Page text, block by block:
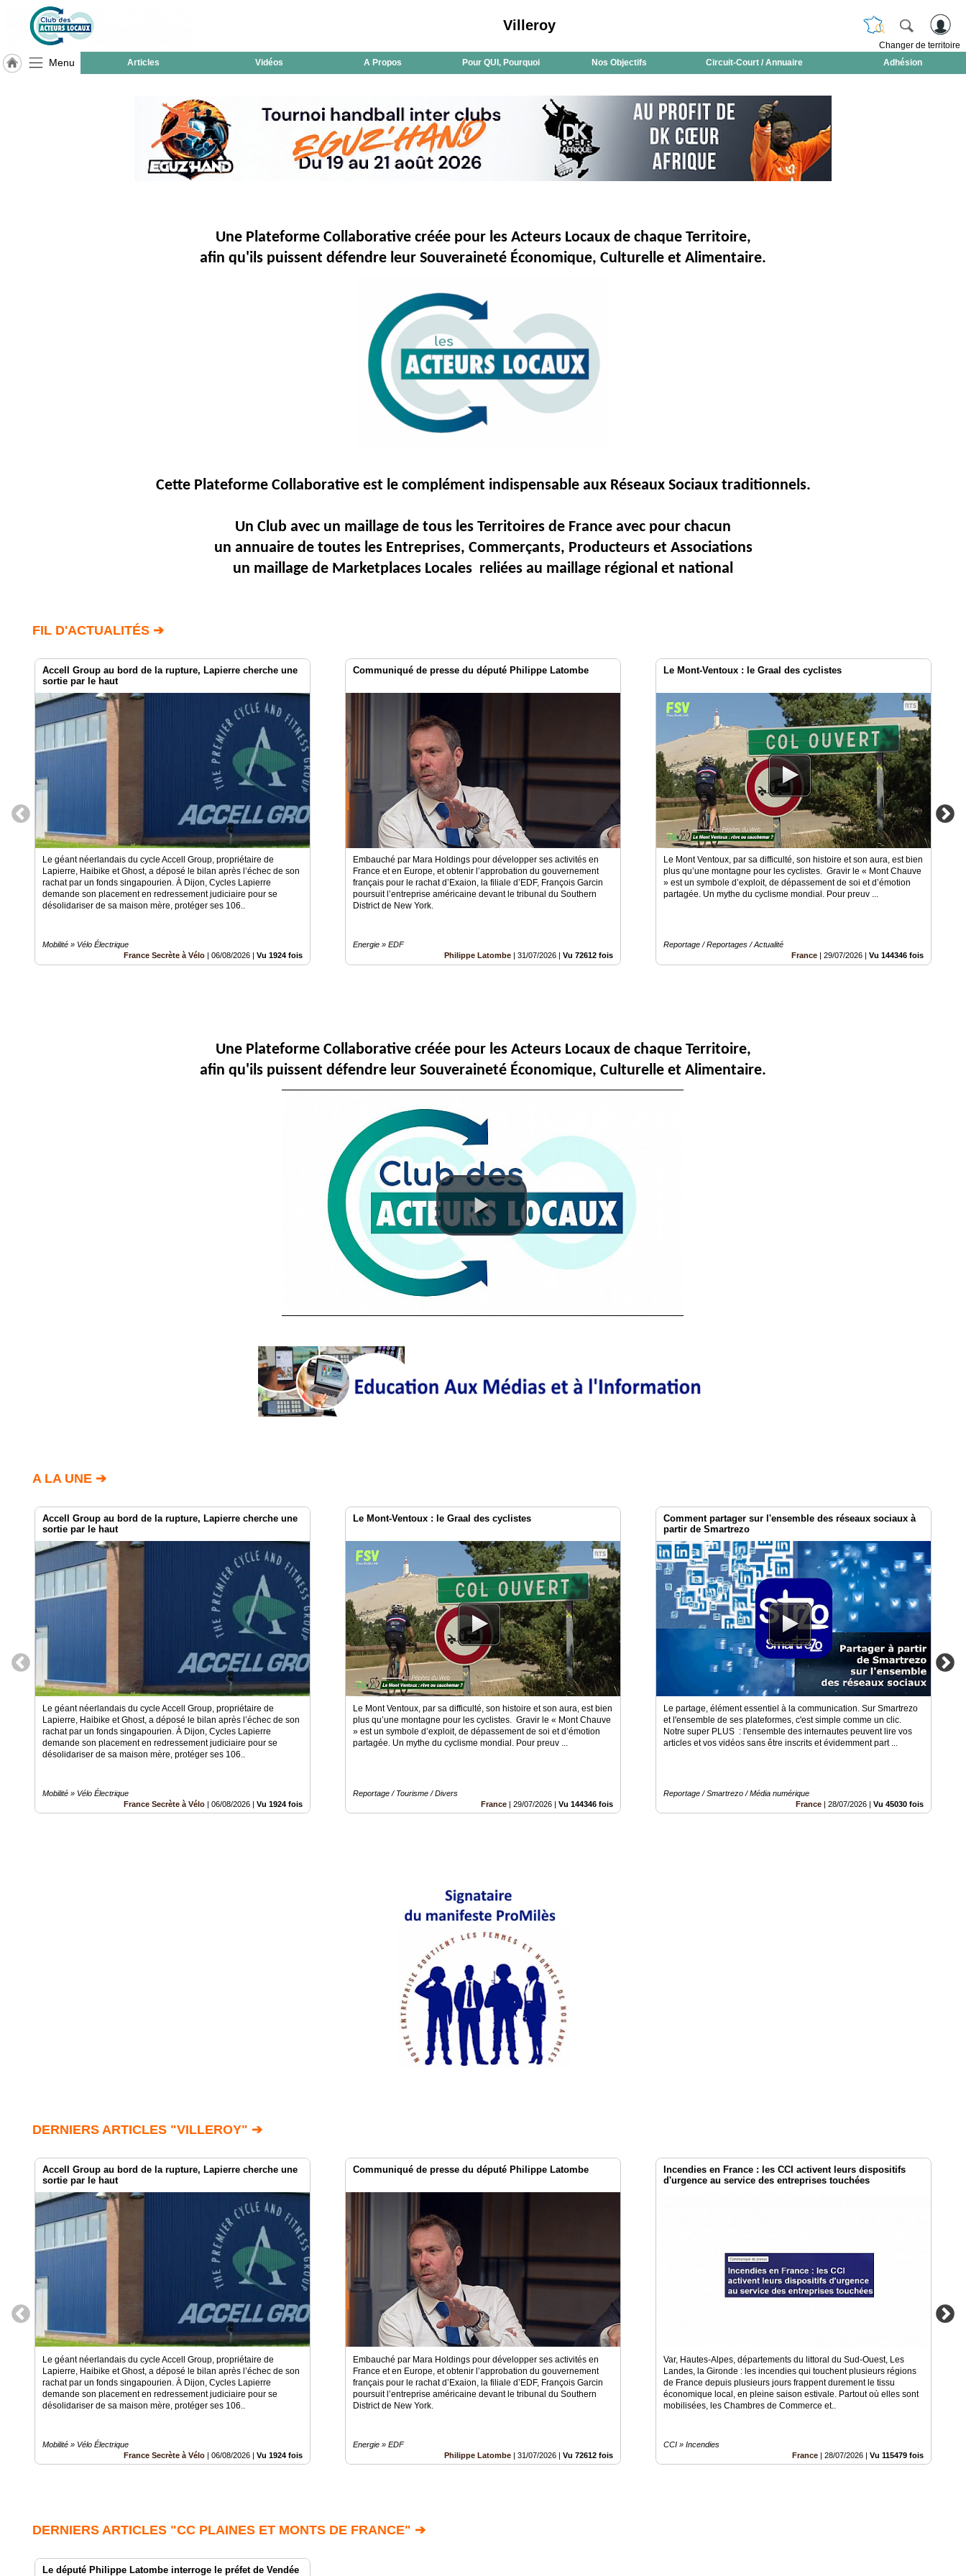
Villeroy
Changer de territoire
Menu Articles Vidéos A Propos Pour QUI, Pourquoi Nos Objectifs Circuit-Court / Annuaire Adhésion
Circuit-
Annuaire
Agenda
Partenaires
administration
boutique
Une Plateforme Collaborative créée pour les Acteurs Locaux de chaque Territoire,
afin qu'ils puissent défendre leur Souveraineté Économique, Culturelle et Alimentaire.
Cette Plateforme Collaborative est le complément indispensable aux Réseaux Sociaux traditionnels.
Un Club avec un maillage de tous les Territoires de France avec pour chacun
un annuaire de toutes les Entreprises, Commerçants, Producteurs et Associations
un maillage de Marketplaces Locales reliées au maillage régional et national
FIL D'ACTUALITÉS ➔
Accell Group au bord de la rupture, Lapierre cherche une
sortie par le haut
Le géant néerlandais du cycle Accell Group, propriétaire de
Lapierre, Haibike et Ghost, a déposé le bilan après l’échec de son
rachat par un fonds singapourien. À Dijon, Cycles Lapierre
demande son placement en redressement judiciaire pour se
désolidariser de sa maison mère, protéger ses 106..
Mobilité » Vélo Électrique
France Secrète à Vélo
06/08/2026 Vu 1924 fois
Communiqué de presse du député Philippe Latombe
Embauché par Mara Holdings pour développer ses activités en
France et en Europe, et obtenir l’approbation du gouvernement
français pour le rachat d’Exaion, la filiale d’EDF, François Garcin
poursuit l’entreprise américaine devant le tribunal du Southern
District de New York.
Energie » EDF
Philippe Latombe
31/07/2026 Vu 72612 fois
Le Mont-Ventoux : le Graal des cyclistes
Le Mont Ventoux, par sa difficulté, son histoire et son aura, est bien
plus qu’une montagne pour les cyclistes. Gravir le « Mont Chauve
» est un symbole d’exploit, de dépassement de soi et d’émotion
partagée. Un mythe du cyclisme mondial. Pour preuv ...
Reportage / Reportages / Actualité
France
29/07/2026 Vu 144346 fois
Une Plateforme Collaborative créée pour les Acteurs Locaux de chaque Territoire,
afin qu'ils puissent défendre leur Souveraineté Économique, Culturelle et Alimentaire.
A LA UNE ➔
Accell Group au bord de la rupture, Lapierre cherche une
sortie par le haut
Le géant néerlandais du cycle Accell Group, propriétaire de
Lapierre, Haibike et Ghost, a déposé le bilan après l’échec de son
rachat par un fonds singapourien. À Dijon, Cycles Lapierre
demande son placement en redressement judiciaire pour se
désolidariser de sa maison mère, protéger ses 106..
Mobilité » Vélo Électrique
France Secrète à Vélo
06/08/2026 Vu 1924 fois
Le Mont-Ventoux : le Graal des cyclistes
Le Mont Ventoux, par sa difficulté, son histoire et son aura, est bien
plus qu’une montagne pour les cyclistes. Gravir le « Mont Chauve
» est un symbole d’exploit, de dépassement de soi et d’émotion
partagée. Un mythe du cyclisme mondial. Pour preuv ...
Reportage / Tourisme / Divers
France
29/07/2026 Vu 144346 fois
Comment partager sur l'ensemble des réseaux sociaux à
partir de Smartrezo
Le partage, élément essentiel à la communication. Sur Smartrezo
et l'ensemble de ses plateformes, c'est simple comme un clic.
Notre super PLUS : l'ensemble des internautes peuvent lire vos
articles et vos vidéos sans être inscrits et évidemment part ...
Reportage / Smartrezo / Média numérique
France
28/07/2026 Vu 45030 fois
DERNIERS ARTICLES "VILLEROY" ➔
Accell Group au bord de la rupture, Lapierre cherche une
sortie par le haut
Le géant néerlandais du cycle Accell Group, propriétaire de
Lapierre, Haibike et Ghost, a déposé le bilan après l’échec de son
rachat par un fonds singapourien. À Dijon, Cycles Lapierre
demande son placement en redressement judiciaire pour se
désolidariser de sa maison mère, protéger ses 106..
Mobilité » Vélo Électrique
France Secrète à Vélo
06/08/2026 Vu 1924 fois
Communiqué de presse du député Philippe Latombe
Embauché par Mara Holdings pour développer ses activités en
France et en Europe, et obtenir l’approbation du gouvernement
français pour le rachat d’Exaion, la filiale d’EDF, François Garcin
poursuit l’entreprise américaine devant le tribunal du Southern
District de New York.
Energie » EDF
Philippe Latombe
31/07/2026 Vu 72612 fois
Incendies en France : les CCI activent leurs dispositifs
d'urgence au service des entreprises touchées
Var, Hautes-Alpes, départements du littoral du Sud-Ouest, Les
Landes, la Gironde : les incendies qui touchent plusieurs régions
de France depuis plusieurs jours frappent durement le tissu
économique local, en pleine saison estivale. Partout où elles sont
mobilisées, les Chambres de Commerce et..
CCI » Incendies
France
28/07/2026 Vu 115479 fois
DERNIERS ARTICLES "CC PLAINES ET MONTS DE FRANCE" ➔
Le député Philippe Latombe interroge le préfet de Vendée